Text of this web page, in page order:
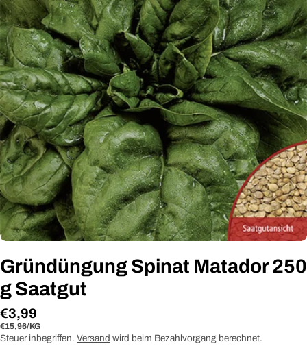
Sie das Medium 0 im Modalformat
Gründüngung Spinat Matador 250
g Saatgut
Regulärer
Preis
€3,99
STÜCKPREIS
€15,96/PRO
KG
Steuer inbegriffen. Versand wird beim Bezahlvorgang berechnet.